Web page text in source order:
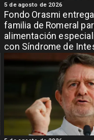
Fondo Orasmi
familia de Romeral
alimentación
con Síndrome de
5 de agosto de 2026